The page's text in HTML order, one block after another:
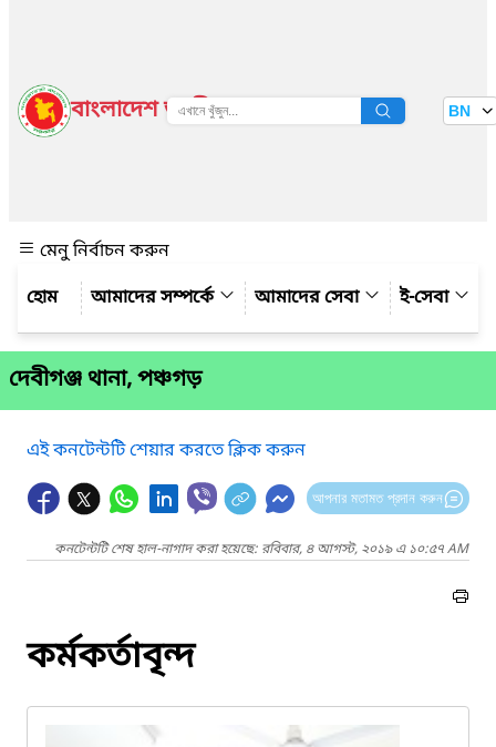
বাংলাদেশ জাতীয় তথ্য বাতায়ন BN
মেনু নির্বাচন করুন
আমাদের সম্পর্কে
আমাদের সেবা ই-সেবা
দেবীগঞ্জ থানা, পঞ্চগড়
এই কনটেন্টটি শেয়ার করতে ক্লিক করুন
আপনার মতামত প্রদান করুন
কনটেন্টটি শেষ হাল-নাগাদ করা হয়েছে: রবিবার, ৪ আগস্ট, ২০১৯ এ ১০:৫৭ AM
কর্মকর্তাবৃন্দ